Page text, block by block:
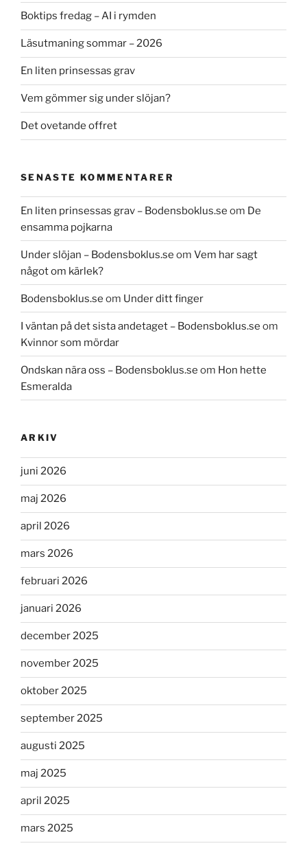
Boktips fredag – AI i rymden
Läsutmaning sommar – 2026
En liten prinsessas grav
Vem gömmer sig under slöjan?
Det ovetande offret
SENASTE KOMMENTARER
En liten prinsessas grav – Bodensboklus.se om De
ensamma pojkarna
Under slöjan – Bodensboklus.se om Vem har sagt
något om kärlek?
Bodensboklus.se om Under ditt finger
I väntan på det sista andetaget – Bodensboklus.se om
Kvinnor som mördar
Ondskan nära oss – Bodensboklus.se om Hon hette
Esmeralda
ARKIV
juni 2026
maj 2026
april 2026
mars 2026
februari 2026
januari 2026
december 2025
november 2025
oktober 2025
september 2025
augusti 2025
maj 2025
april 2025
mars 2025